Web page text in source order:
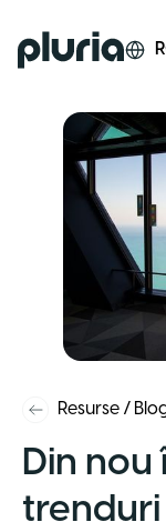
Logo Pluria
Resurse /
Din nou